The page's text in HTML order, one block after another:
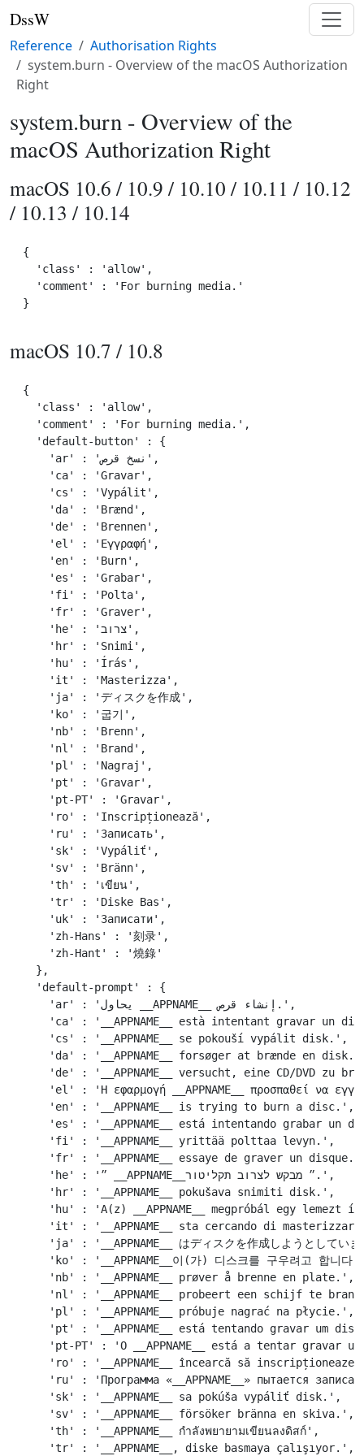
DssW
Reference
Authorisation Rights
system.burn - Overview of the macOS Authorization
Right
system.burn - Overview of the
macOS Authorization Right
macOS 10.6 / 10.9 / 10.10 / 10.11 / 10.12
/ 10.13 / 10.14
{
  'class' : 'allow',
  'comment' : 'For burning media.'
macOS 10.7 / 10.8
{
  'class' : 'allow',
  'comment' : 'For burning media.',
  'default-button' : {
    'ar' : 'نسخ قرص',
    'ca' : 'Gravar',
    'cs' : 'Vypálit',
    'da' : 'Brænd',
    'de' : 'Brennen',
    'el' : 'Εγγραφή',
    'en' : 'Burn',
    'es' : 'Grabar',
    'fi' : 'Polta',
    'fr' : 'Graver',
    'he' : 'צרוב',
    'hr' : 'Snimi',
    'hu' : 'Írás',
    'it' : 'Masterizza',
    'ja' : 'ディスクを作成',
    'ko' : '굽기',
    'nb' : 'Brenn',
    'nl' : 'Brand',
    'pl' : 'Nagraj',
    'pt' : 'Gravar',
    'pt-PT' : 'Gravar',
    'ro' : 'Inscripționează',
    'ru' : 'Записать',
    'sk' : 'Vypáliť',
    'sv' : 'Bränn',
    'th' : 'เขียน',
    'tr' : 'Diske Bas',
    'uk' : 'Записати',
    'zh-Hans' : '刻录',
    'zh-Hant' : '燒錄'
  },
  'default-prompt' : {
    'ar' : 'يحاول __APPNAME__ إنشاء قرص.',
'ca' : '__APPNAME__ està intentant gravar un
    'cs' : '__APPNAME__ se pokouší vypálit disk.',
'da' : '__APPNAME__ forsøger at brænde en
'de' : '__APPNAME__ versucht, eine CD/DVD zu
'el' : 'Η εφαρμογή __APPNAME__ προσπαθεί να
    'en' : '__APPNAME__ is trying to burn a disc.',
'es' : '__APPNAME__ está intentando grabar un
    'fi' : '__APPNAME__ yrittää polttaa levyn.',
'fr' : '__APPNAME__ essaye de graver un
    'he' : '״ __APPNAME__״ מבקש לצרוב תקליטור.',
    'hr' : '__APPNAME__ pokušava snimiti disk.',
'hu' : 'A(z) __APPNAME__ megpróbál egy lemezt
'it' : '__APPNAME__ sta cercando di
'ja' : '__APPNAME__ はディスクを作成しようとしていま
'ko' : '__APPNAME__이(가) 디스크를 구우려고 합니다
    'nb' : '__APPNAME__ prøver å brenne en plate.',
'nl' : '__APPNAME__ probeert een schijf te
    'pl' : '__APPNAME__ próbuje nagrać na płycie.',
'pt' : '__APPNAME__ está tentando gravar um
'pt-PT' : 'O __APPNAME__ está a tentar gravar um
'ro' : '__APPNAME__ încearcă să inscripționeaze
'ru' : 'Программа «__APPNAME__» пытается
    'sk' : '__APPNAME__ sa pokúša vypáliť disk.',
    'sv' : '__APPNAME__ försöker bränna en skiva.',
    'th' : '__APPNAME__ กำลังพยายามเขียนลงดิสก์',
    'tr' : '__APPNAME__, diske basmaya çalışıyor.',